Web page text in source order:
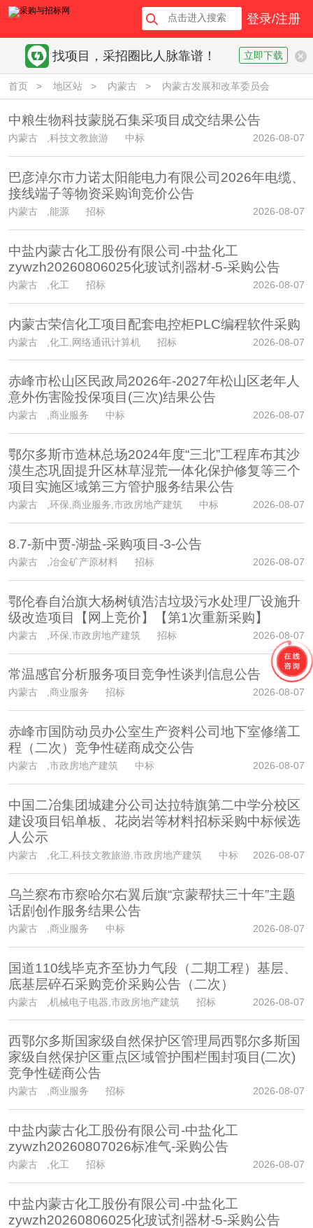
登录/注册
找项目，采招圈比人脉靠谱！ 立即下载
首页 > 地区站 > 内蒙古 > 内蒙古发展和改革委员会
中粮生物科技蒙脱石集采项目成交结果公告
内蒙古 ,科技文教旅游 中标 2026-08-07
巴彦淖尔市力诺太阳能电力有限公司2026年电缆、
接线端子等物资采购询竞价公告
内蒙古 ,能源 招标 2026-08-07
中盐内蒙古化工股份有限公司-中盐化工
zywzh20260806025化玻试剂器材-5-采购公告
内蒙古 ,化工 招标 2026-08-07
内蒙古荣信化工项目配套电控柜PLC编程软件采购
内蒙古 ,化工,网络通讯计算机 招标 2026-08-07
赤峰市松山区民政局2026年-2027年松山区老年人
意外伤害险投保项目(三次)结果公告
内蒙古 ,商业服务 中标 2026-08-07
鄂尔多斯市造林总场2024年度“三北”工程库布其沙
漠生态巩固提升区林草湿荒一体化保护修复等三个
项目实施区域第三方管护服务结果公告
内蒙古 ,环保,商业服务,市政房地产建筑 中标 2026-08-07
8.7-新中贾-湖盐-采购项目-3-公告
内蒙古 ,冶金矿产原材料 招标 2026-08-07
鄂伦春自治旗大杨树镇浩洁垃圾污水处理厂设施升
级改造项目【网上竞价】【第1次重新采购】
内蒙古 ,环保,市政房地产建筑 招标 2026-08-07
常温感官分析服务项目竞争性谈判信息公告
内蒙古 ,商业服务 招标 2026-08-07
赤峰市国防动员办公室生产资料公司地下室修缮工
程（二次）竞争性磋商成交公告
内蒙古 ,市政房地产建筑 中标 2026-08-07
中国二冶集团城建分公司达拉特旗第二中学分校区
建设项目铝单板、花岗岩等材料招标采购中标候选
人公示
内蒙古 ,化工,科技文教旅游,市政房地产建筑 中标 2026-08-07
乌兰察布市察哈尔右翼后旗“京蒙帮扶三十年”主题
话剧创作服务结果公告
内蒙古 ,商业服务 中标 2026-08-07
国道110线毕克齐至协力气段（二期工程）基层、
底基层碎石采购竞价采购公告（二次）
内蒙古 ,机械电子电器,市政房地产建筑 招标 2026-08-07
西鄂尔多斯国家级自然保护区管理局西鄂尔多斯国
家级自然保护区重点区域管护围栏围封项目(二次)
竞争性磋商公告
内蒙古 ,商业服务 招标 2026-08-07
中盐内蒙古化工股份有限公司-中盐化工
zywzh20260807026标准气-采购公告
内蒙古 ,化工 招标 2026-08-07
中盐内蒙古化工股份有限公司-中盐化工
zywzh20260806025化玻试剂器材-5-采购公告